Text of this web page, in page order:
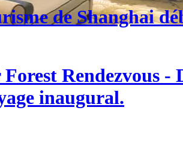
de Shanghai
Rendezvous -
inaugural.